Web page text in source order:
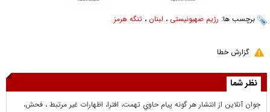
برچسب ها: رژیم صهیونیستی ، لبنان ، تنگه هرمز
گزارش خطا
نظر شما
جوان آنلاين از انتشار هر گونه پيام حاوي تهمت، افترا، اظهارات غير مرتبط ، فحش،